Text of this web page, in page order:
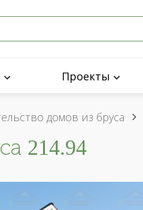
Проекты
домов из бруса
214.94